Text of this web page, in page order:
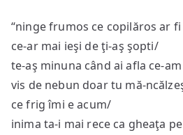
“ninge frumos ce copilăros ar
ce-ar mai ieşi de ţi-aş şopti/
te-aş minuna când ai afla ce-
vis de nebun doar tu mă-
ce frig îmi e acum/
inima ta-i mai rece ca gheaţa